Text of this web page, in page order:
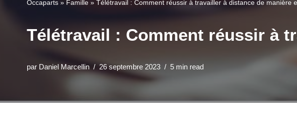
Occaparts » Famille » Télétravail : Comment réussir à travailler à distance de manière
Télétravail : Comment réussir à
par Daniel Marcellin 26 septembre 2023 5 min read